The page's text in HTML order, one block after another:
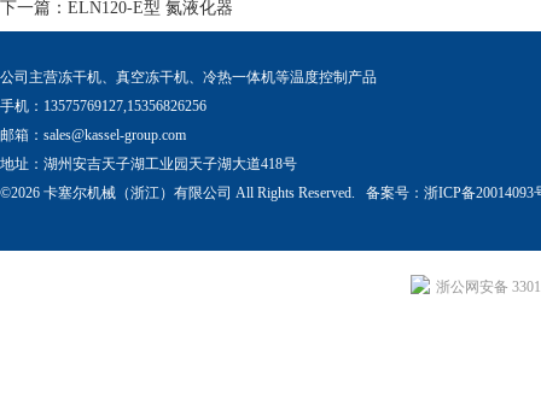
下一篇： ELN120-E型 氮液化器
公司主营冻干机、真空冻干机、冷热一体机等温度控制产品
手机：13575769127,15356826256
邮箱： sales@kassel-group.com
地址：湖州安吉天子湖工业园天子湖大道418号
©2026 卡塞尔机械（浙江）有限公司 All Rights Reserved. 备案号： 浙ICP备20014093
浙公网安备